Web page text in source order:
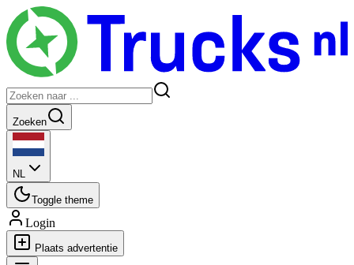
Zoeken
NL
Toggle theme
Login
Plaats advertentie